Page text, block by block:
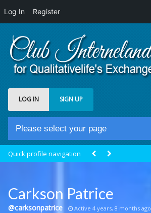
Log In Register
LOG IN SIGN UP
Please select your page
Groups
Quick profile navigation
Carkson Patrice
@carksonpatrice Active 4 years, 8 months ago